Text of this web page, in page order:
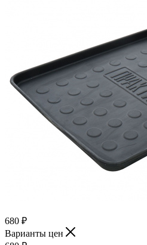
680 ₽
Варианты цен